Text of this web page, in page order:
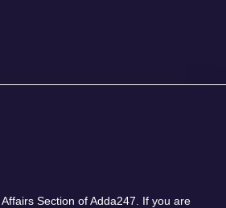
Section of Adda247. If you are